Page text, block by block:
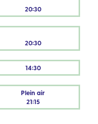
20:30
20:30
14:30
Plein air
21:15